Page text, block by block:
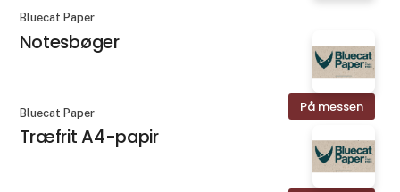
Bluecat Paper
Notesbøger
På messen
Bluecat Paper
Træfrit A4-papir